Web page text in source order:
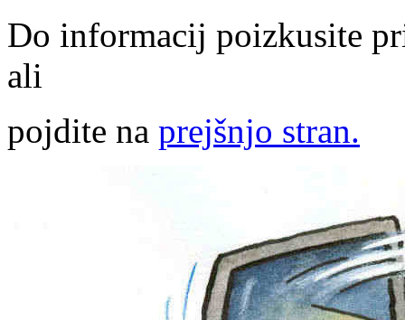
Do informacij poizkusite
ali
pojdite na prejšnjo stran.